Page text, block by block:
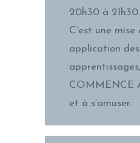
20h30 à 21h30.
C’est une mise
application des
COMMENCE
et à s’amuser.